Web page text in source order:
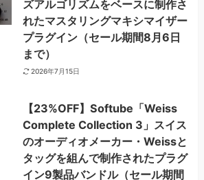
ズアルゴリズムをベースに制作さ
れたマスタリングマキシマイザー
プラグイン（セール期間8月6日
まで）
2026年7月15日
【23%OFF】Softube「Weiss
Complete Collection 3」スイス
のオーディオメーカー・Weissと
タッグを組んで制作されたプラグ
イン9製品バンドル（セール期間